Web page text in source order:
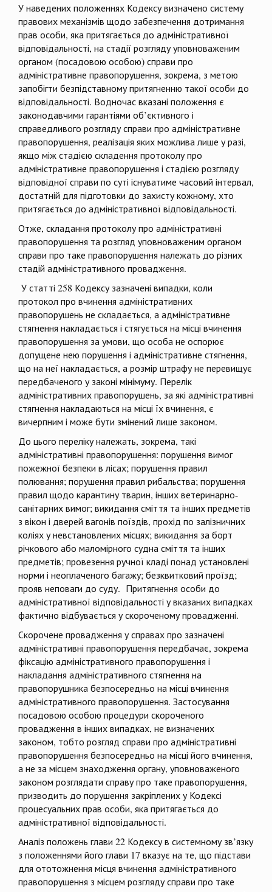
У наведених положеннях Кодексу визначено систему
правових механізмів щодо забезпечення дотримання
прав особи, яка притягається до адміністративної
відповідальності, на стадії розгляду уповноваженим
органом (посадовою особою) справи про
адміністративне правопорушення, зокрема, з метою
запобігти безпідставному притягненню такої особи до
відповідальності. Водночас вказані положення є
законодавчими гарантіями об’єктивного і
справедливого розгляду справи про адміністративне
правопорушення, реалізація яких можлива лише у разі,
якщо між стадією складення протоколу про
адміністративне правопорушення і стадією розгляду
відповідної справи по суті існуватиме часовий інтервал,
достатній для підготовки до захисту кожному, хто
притягається до адміністративної відповідальності.
Отже, складання протоколу про адміністративні
правопорушення та розгляд уповноваженим органом
справи про таке правопорушення належать до різних
стадій адміністративного провадження.
У статті 258 Кодексу зазначені випадки, коли
протокол про вчинення адміністративних
правопорушень не складається, а адміністративне
стягнення накладається і стягується на місці вчинення
правопорушення за умови, що особа не оспорює
допущене нею порушення і адміністративне стягнення,
що на неї накладається, а розмір штрафу не перевищує
передбаченого у законі мінімуму. Перелік
адміністративних правопорушень, за які адміністративні
стягнення накладаються на місці їх вчинення, є
вичерпним і може бути змінений лише законом.
До цього переліку належать, зокрема, такі
адміністративні правопорушення: порушення вимог
пожежної безпеки в лісах; порушення правил
полювання; порушення правил рибальства; порушення
правил щодо карантину тварин, інших ветеринарно-
санітарних вимог; викидання сміття та інших предметів
з вікон і дверей вагонів поїздів, прохід по залізничних
коліях у невстановлених місцях; викидання за борт
річкового або маломірного судна сміття та інших
предметів; провезення ручної кладі понад установлені
норми і неоплаченого багажу; безквитковий проїзд;
прояв неповаги до суду. Притягнення особи до
адміністративної відповідальності у вказаних випадках
фактично відбувається у скороченому провадженні.
Скорочене провадження у справах про зазначені
адміністративні правопорушення передбачає, зокрема
фіксацію адміністративного правопорушення і
накладання адміністративного стягнення на
правопорушника безпосередньо на місці вчинення
адміністративного правопорушення. Застосування
посадовою особою процедури скороченого
провадження в інших випадках, не визначених
законом, тобто розгляд справи про адміністративні
правопорушення безпосередньо на місці його вчинення,
а не за місцем знаходження органу, уповноваженого
законом розглядати справу про таке правопорушення,
призводить до порушення закріплених у Кодексі
процесуальних прав особи, яка притягається до
адміністративної відповідальності.
Аналіз положень глави 22 Кодексу в системному зв’язку
з положеннями його глави 17 вказує на те, що підстави
для ототожнення місця вчинення адміністративного
правопорушення з місцем розгляду справи про таке